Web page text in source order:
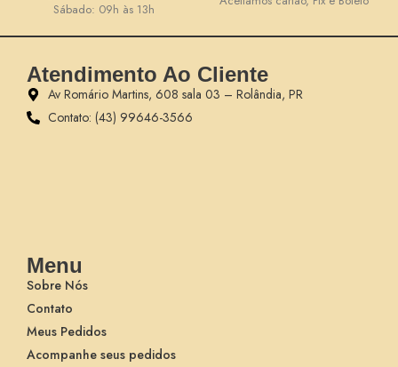
Sábado: 09h às 13h
Atendimento Ao Cliente
Av Romário Martins, 608 sala 03 – Rolândia, PR
Contato: (43) 99646-3566
Menu
Sobre Nós
Contato
Meus Pedidos
Acompanhe seus pedidos